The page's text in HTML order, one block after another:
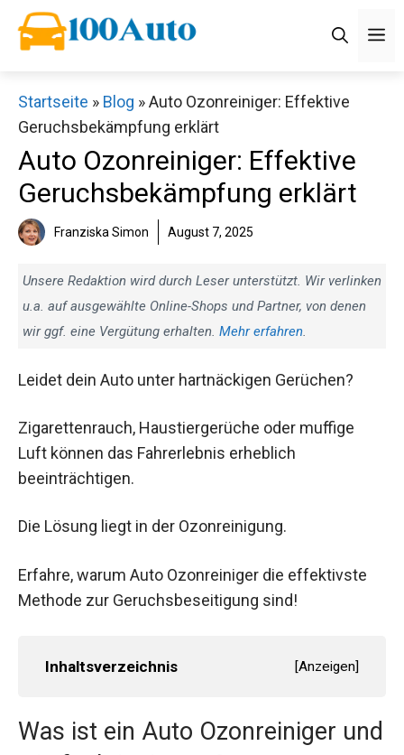
Zum
Inhalt
Startseite » Blog »Auto Ozonreiniger: Effektive
Geruchsbekämpfung erklärt
Auto Ozonreiniger: Effektive
Geruchsbekämpfung erklärt
Franziska Simon August 7, 2025
Unsere Redaktion wird durch Leser unterstützt. Wir verlinken
u.a. auf ausgewählte Online-Shops und Partner, von denen
wir ggf. eine Vergütung erhalten. Mehr erfahren.
Leidet dein Auto unter hartnäckigen Gerüchen?
Zigarettenrauch, Haustiergerüche oder muffige
Luft können das Fahrerlebnis erheblich
beeinträchtigen.
Die Lösung liegt in der Ozonreinigung.
Erfahre, warum Auto Ozonreiniger die effektivste
Methode zur Geruchsbeseitigung sind!
Inhaltsverzeichnis [Anzeigen]
Was ist ein Auto Ozonreiniger und